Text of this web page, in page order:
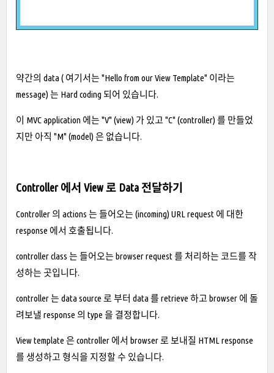
약간의 data ( 여기서는 "Hello from our View Template" 이라는
message) 는 Hard coding 되어 있습니다.
이 MVC application 에는 "V" (view) 가 있고 "C" (controller) 를 만들었
지만 아직 "M" (model) 은 없습니다.
Controller 에서 View 로 Data 전달하기
Controller 의 actions 는 들어오는 (incoming) URL request 에 대한
response 에서 호출됩니다.
controller class 는 들어오는 browser request 를 처리하는 코드를 작
성하는 곳입니다.
controller 는 data source 로 부터 data 를 retrieve 하고 browser 에 돌
려보낼 response 의 type 을 결정합니다.
View template 은 controller 에서 browser 로 보내질 HTML response
를 생성하고 형식을 지정할 수 있습니다.